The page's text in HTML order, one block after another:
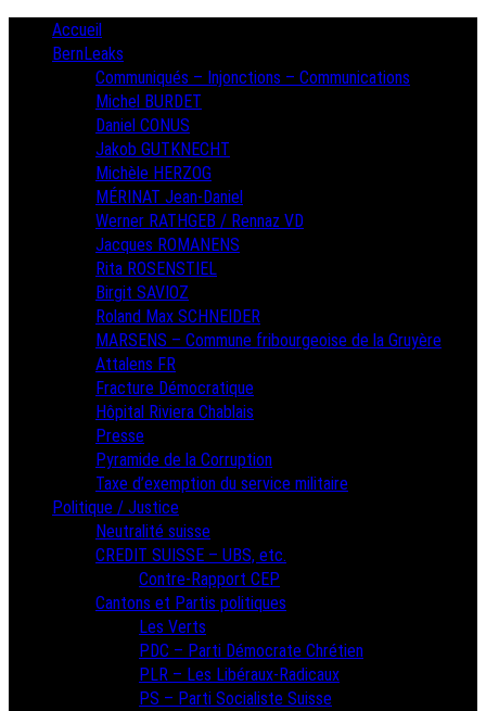
PrimaryAccueil
BernLeaks
Communiqués – Injonctions – Communications
Michel BURDET
Daniel CONUS
Jakob GUTKNECHT
Michèle HERZOG
MÉRINAT Jean-Daniel
Werner RATHGEB / Rennaz VD
Jacques ROMANENS
Rita ROSENSTIEL
Birgit SAVIOZ
Roland Max SCHNEIDER
MARSENS – Commune fribourgeoise de la Gruyère
Attalens FR
Fracture Démocratique
Hôpital Riviera Chablais
Presse
Pyramide de la Corruption
Taxe d’exemption du service militaire
Politique / Justice
Neutralité suisse
CREDIT SUISSE – UBS, etc.
Contre-Rapport CEP
Cantons et Partis politiques
Les Verts
PDC – Parti Démocrate Chrétien
PLR – Les Libéraux-Radicaux
PS – Parti Socialiste Suisse